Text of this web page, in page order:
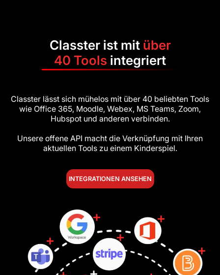
Classter ist mit über
40 Tools integriert
Classter lässt sich mühelos mit über 40 beliebten Tools
wie Office 365, Moodle, Webex, MS Teams, Zoom,
Hubspot und anderen verbinden.
Unsere offene API macht die Verknüpfung mit Ihren
aktuellen Tools zu einem Kinderspiel.
INTEGRATIONEN ANSEHEN